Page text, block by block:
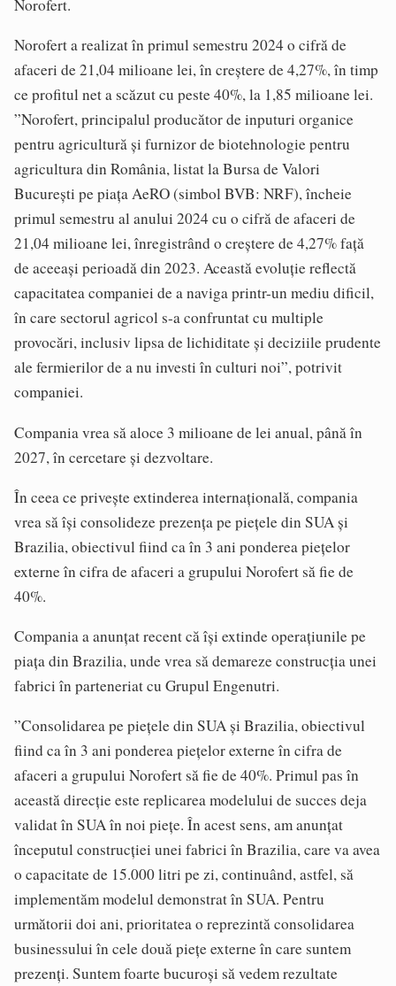
Norofert.
Norofert a realizat în primul semestru 2024 o cifră de
afaceri de 21,04 milioane lei, în creștere de 4,27%, în timp
ce profitul net a scăzut cu peste 40%, la 1,85 milioane lei.
”Norofert, principalul producător de inputuri organice
pentru agricultură și furnizor de biotehnologie pentru
agricultura din România, listat la Bursa de Valori
București pe piața AeRO (simbol BVB: NRF), încheie
primul semestru al anului 2024 cu o cifră de afaceri de
21,04 milioane lei, înregistrând o creștere de 4,27% față
de aceeași perioadă din 2023. Această evoluție reflectă
capacitatea companiei de a naviga printr-un mediu dificil,
în care sectorul agricol s-a confruntat cu multiple
provocări, inclusiv lipsa de lichiditate și deciziile prudente
ale fermierilor de a nu investi în culturi noi”, potrivit
companiei.
Compania vrea să aloce 3 milioane de lei anual, până în
2027, în cercetare și dezvoltare.
În ceea ce privește extinderea internațională, compania
vrea să își consolideze prezența pe piețele din SUA și
Brazilia, obiectivul fiind ca în 3 ani ponderea piețelor
externe în cifra de afaceri a grupului Norofert să fie de
40%.
Compania a anunțat recent că își extinde operațiunile pe
piața din Brazilia, unde vrea să demareze construcția unei
fabrici în parteneriat cu Grupul Engenutri.
”Consolidarea pe piețele din SUA și Brazilia, obiectivul
fiind ca în 3 ani ponderea piețelor externe în cifra de
afaceri a grupului Norofert să fie de 40%. Primul pas în
această direcție este replicarea modelului de succes deja
validat în SUA în noi piețe. În acest sens, am anunțat
începutul construcției unei fabrici în Brazilia, care va avea
o capacitate de 15.000 litri pe zi, continuând, astfel, să
implementăm modelul demonstrat în SUA. Pentru
următorii doi ani, prioritatea o reprezintă consolidarea
businessului în cele două piețe externe în care suntem
prezenți. Suntem foarte bucuroși să vedem rezultate